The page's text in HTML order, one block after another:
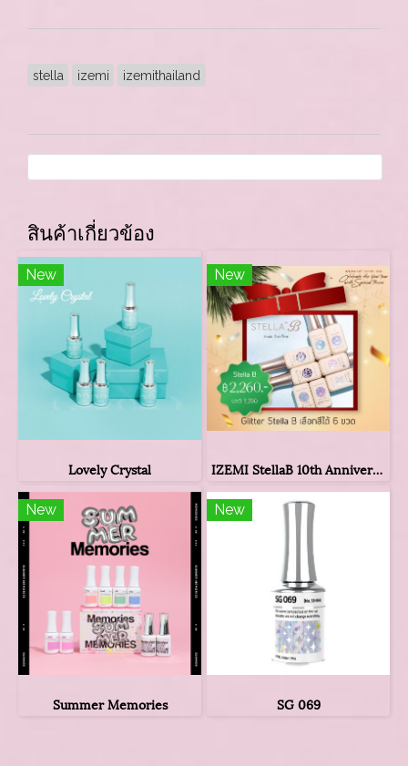
stella izemi izemithailand
สินค้าเกี่ยวข้อง
New
Lovely Crystal
New
IZEMI StellaB 10th Anniversary Limited edition
New
Summer Memories
New
SG 069